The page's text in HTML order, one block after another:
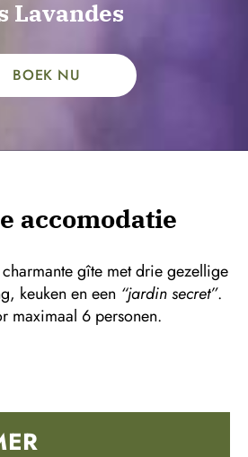
Lavandes
BOEK NU
accomodatie
charmante gîte met drie gezellige
keuken en een “jardin secret”.
maximaal 6 personen.